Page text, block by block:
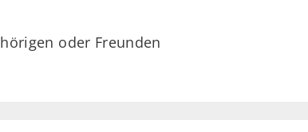
oder Freunden